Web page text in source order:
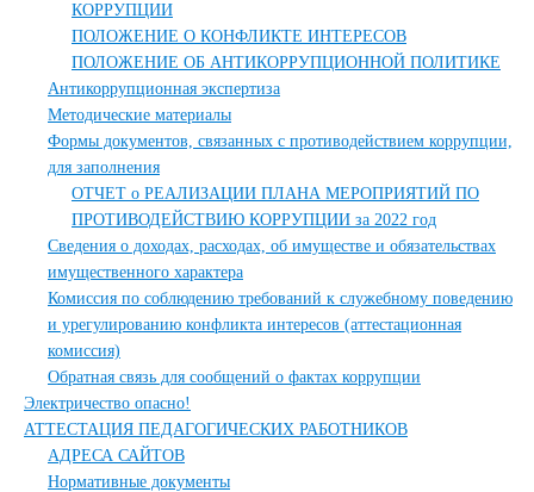
КОРРУПЦИИ
ПОЛОЖЕНИЕ О КОНФЛИКТЕ ИНТЕРЕСОВ
ПОЛОЖЕНИЕ ОБ АНТИКОРРУПЦИОННОЙ ПОЛИТИКЕ
Антикоррупционная экспертиза
Методические материалы
Формы документов, связанных с противодействием коррупции,
для заполнения
ОТЧЕТ о РЕАЛИЗАЦИИ ПЛАНА МЕРОПРИЯТИЙ ПО
ПРОТИВОДЕЙСТВИЮ КОРРУПЦИИ за 2022 год
Сведения о доходах, расходах, об имуществе и обязательствах
имущественного характера
Комиссия по соблюдению требований к служебному поведению
и урегулированию конфликта интересов (аттестационная
комиссия)
Обратная связь для сообщений о фактах коррупции
Электричество опасно!
АТТЕСТАЦИЯ ПЕДАГОГИЧЕСКИХ РАБОТНИКОВ
АДРЕСА САЙТОВ
Нормативные документы